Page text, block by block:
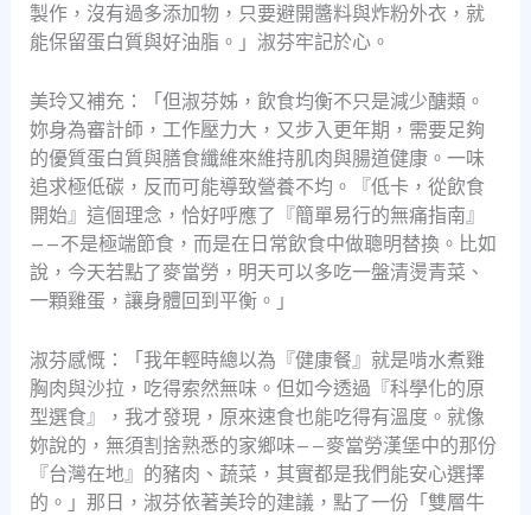
製作，沒有過多添加物，只要避開醬料與炸粉外衣，就
能保留蛋白質與好油脂。」淑芬牢記於心。
美玲又補充：「但淑芬姊，飲食均衡不只是減少醣類。
妳身為審計師，工作壓力大，又步入更年期，需要足夠
的優質蛋白質與膳食纖維來維持肌肉與腸道健康。一味
追求極低碳，反而可能導致營養不均。『低卡，從飲食
開始』這個理念，恰好呼應了『簡單易行的無痛指南』
——不是極端節食，而是在日常飲食中做聰明替換。比如
說，今天若點了麥當勞，明天可以多吃一盤清燙青菜、
一顆雞蛋，讓身體回到平衡。」
淑芬感慨：「我年輕時總以為『健康餐』就是啃水煮雞
胸肉與沙拉，吃得索然無味。但如今透過『科學化的原
型選食』，我才發現，原來速食也能吃得有溫度。就像
妳說的，無須割捨熟悉的家鄉味——麥當勞漢堡中的那份
『台灣在地』的豬肉、蔬菜，其實都是我們能安心選擇
的。」那日，淑芬依著美玲的建議，點了一份「雙層牛